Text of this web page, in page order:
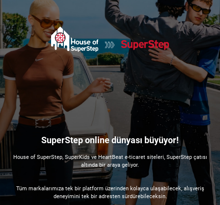
SuperStep online dünyası büyüyor!
House of SuperStep, SuperKids ve HeartBeat e-ticaret siteleri, SuperStep çatısı
altında bir araya geliyor.
Tüm markalarımıza tek bir platform üzerinden kolayca ulaşabilecek, alışveriş
deneyimini tek bir adresten sürdürebileceksin.